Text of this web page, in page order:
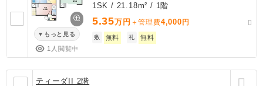
もっと見る
1人閲覧中
1SK / 21.18m² / 1階
5.35万円 ＋管理費4,000 円
敷 無料 礼 無料
ティーダII 2階